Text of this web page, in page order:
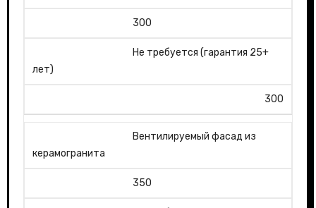
300
Не требуется (гарантия 25+
лет)
300
Вентилируемый фасад из
керамогранита
350